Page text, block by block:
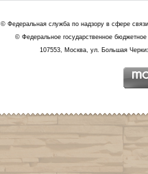
© Федеральная служба по надзору в сфере
© Федеральное государственное
107553, Москва, ул. Большая